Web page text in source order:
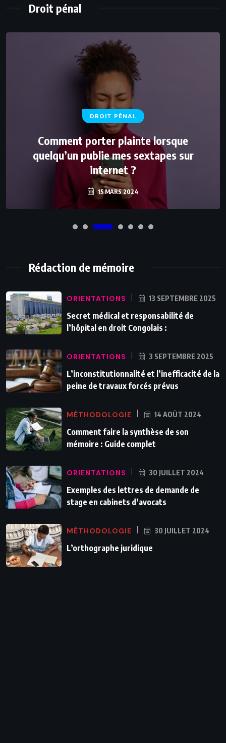
Droit pénal
DROIT PÉNAL
Comment porter plainte lorsque
quelqu’un publie mes sextapes sur
internet ?
15 MARS 2024
Rédaction de mémoire
ORIENTATIONS 13 SEPTEMBRE 2025
Secret médical et responsabilité de
l’hôpital en droit Congolais :
ORIENTATIONS 3 SEPTEMBRE 2025
L’inconstitutionnalité et l’inefficacité de la
peine de travaux forcés prévus
MÉTHODOLOGIE 14 AOÛT 2024
Comment faire la synthèse de son
mémoire : Guide complet
ORIENTATIONS 30 JUILLET 2024
Exemples des lettres de demande de
stage en cabinets d’avocats
MÉTHODOLOGIE 30 JUILLET 2024
L’orthographe juridique